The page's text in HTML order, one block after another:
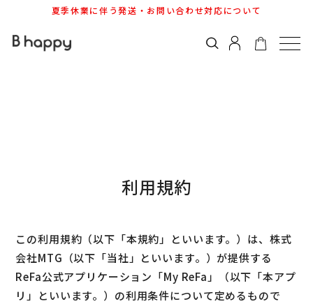
夏季休業に伴う発送・お問い合わせ対応について
利用規約
この利用規約（以下「本規約」といいます。）は、株式
会社MTG（以下「当社」といいます。）が提供する
ReFa公式アプリケーション「My ReFa」（以下「本アプ
リ」といいます。）の利用条件について定めるもので